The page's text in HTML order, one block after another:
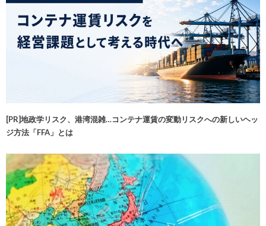
[PR]地政学リスク、港湾混雑…コンテナ運賃の変動リスクへの新しいヘッ
ジ方法「FFA」とは